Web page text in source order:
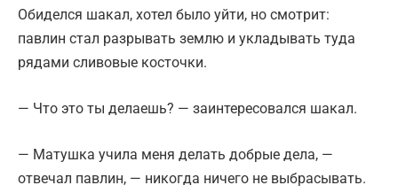
Обиделся шакал, хотел было уйти, но смотрит:
павлин стал разрывать землю и укладывать туда
рядами сливовые косточки.
— Что это ты делаешь? — заинтересовался шакал.
— Матушка учила меня делать добрые дела, —
отвечал павлин, — никогда ничего не выбрасывать.